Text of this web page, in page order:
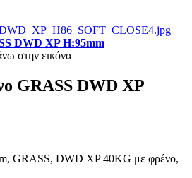
DWD XP H:95mm
στην εικόνα
GRASS DWD XP
GRASS, DWD XP 40KG με φρένο,